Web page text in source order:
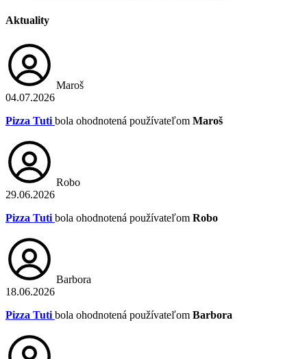
Aktuality
Maroš
04.07.2026
Pizza Tuti bola ohodnotená používateľom Maroš
Robo
29.06.2026
Pizza Tuti bola ohodnotená používateľom Robo
Barbora
18.06.2026
Pizza Tuti bola ohodnotená používateľom Barbora